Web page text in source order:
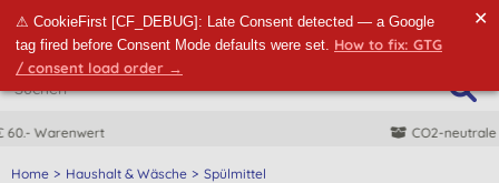
⚠ CookieFirst [CF_DEBUG]: Late Consent detected — a Google
tag fired before Consent Mode defaults were set. How to fix: GTG
/ consent load order →
✕
Home Haushalt & Wäsche Spülmittel